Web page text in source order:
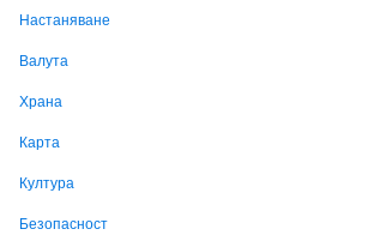
Настаняване
Валута
Храна
Карта
Култура
Безопасност